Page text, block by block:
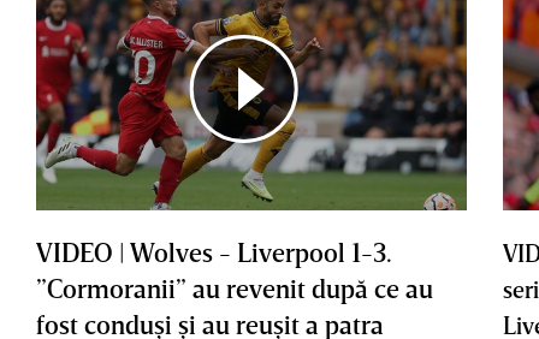
VIDEO | Wolves - Liverpool 1-3.
”Cormoranii” au revenit după ce au
fost conduşi şi au reuşit a patra